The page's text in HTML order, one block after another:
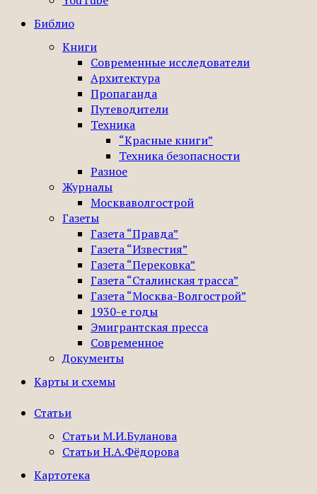
Библио
Книги
Современные исследователи
Архитектура
Пропаганда
Путеводители
Техника
“Красные книги”
Техника безопасности
Разное
Журналы
Москваволгострой
Газеты
Газета “Правда”
Газета “Известия”
Газета “Перековка”
Газета “Сталинская трасса”
Газета “Москва-Волгострой”
1930-е годы
Эмигрантская пресса
Современное
Документы
Карты и схемы
Статьи
Статьи М.И.Буланова
Статьи Н.А.Фёдорова
Картотека